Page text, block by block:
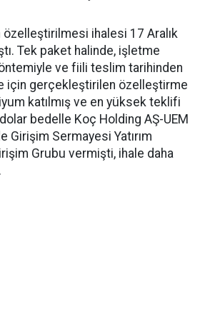
özelleştirilmesi ihalesi 17 Aralık
Tek paket halinde, işletme
ve fiili teslim tarihinden
için gerçekleştirilen özelleştirme
katılmış ve en yüksek teklifi
bedelle Koç Holding AŞ-UEM
Girişim Sermayesi Yatırım
Grubu vermişti, ihale daha